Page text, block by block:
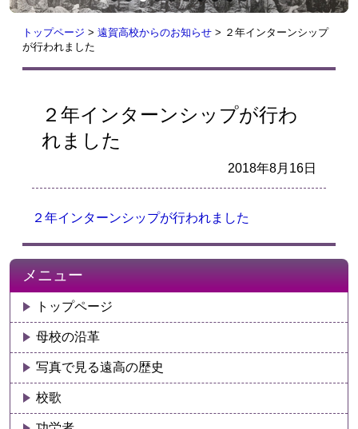
トップページ > 遠賀高校からのお知らせ > ２年インターンシップ
が行われました
２年インターンシップが行わ
れました
2018年8月16日
２年インターンシップが行われました
メニュー
トップページ
母校の沿革
写真で見る遠高の歴史
校歌